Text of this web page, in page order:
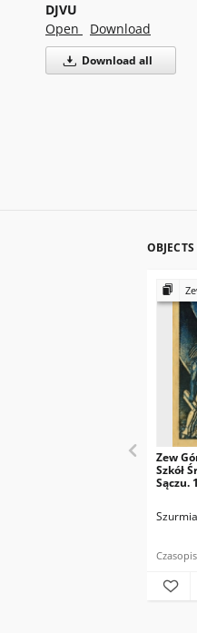
DJVU
Open
Download
Download all
OBJECTS
Zew
Szkół
Sączu.